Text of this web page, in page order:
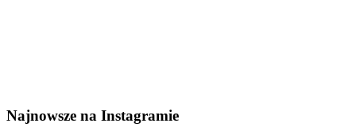
Najnowsze na Instagramie